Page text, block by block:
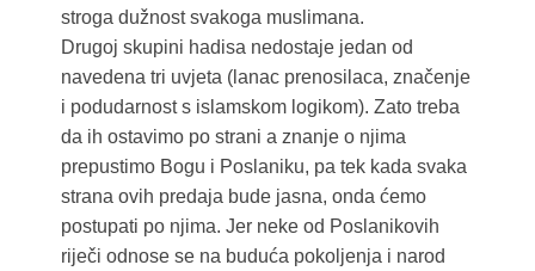
stroga dužnost svakoga muslimana.
Drugoj skupini hadisa nedostaje jedan od
navedena tri uvjeta (lanac prenosilaca, značenje
i podudarnost s islamskom logikom). Zato treba
da ih ostavimo po strani a znanje o njima
prepustimo Bogu i Poslaniku, pa tek kada svaka
strana ovih predaja bude jasna, onda ćemo
postupati po njima. Jer neke od Poslanikovih
riječi odnose se na buduća pokoljenja i narod